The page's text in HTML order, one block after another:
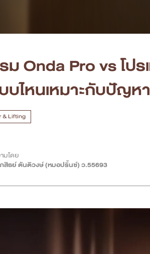
ม Onda Pro vs โป
บไหนเหมาะกับปัญหา
& Lifting
มโดย
ธย์ ตันติวงษ์ (หมอปริ้นซ์) ว.55693